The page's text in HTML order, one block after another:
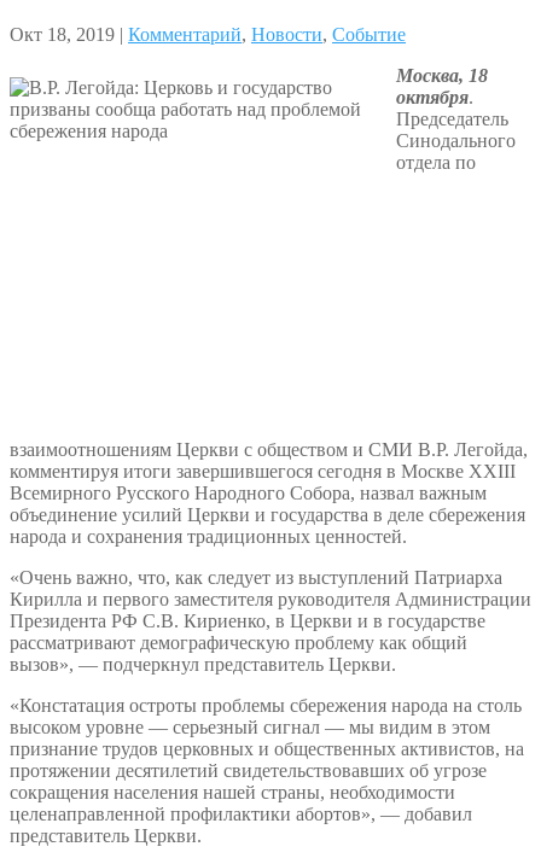
Окт 18, 2019 | Комментарий, Новости, Событие
Москва, 18
октября.
Председатель
Синодального
отдела по
взаимоотношениям Церкви с обществом и СМИ В.Р. Легойда,
комментируя итоги завершившегося сегодня в Москве XXIII
Всемирного Русского Народного Собора, назвал важным
объединение усилий Церкви и государства в деле сбережения
народа и сохранения традиционных ценностей.
«Очень важно, что, как следует из выступлений Патриарха
Кирилла и первого заместителя руководителя Администрации
Президента РФ С.В. Кириенко, в Церкви и в государстве
рассматривают демографическую проблему как общий
вызов», — подчеркнул представитель Церкви.
«Констатация остроты проблемы сбережения народа на столь
высоком уровне — серьезный сигнал — мы видим в этом
признание трудов церковных и общественных активистов, на
протяжении десятилетий свидетельствовавших об угрозе
сокращения населения нашей страны, необходимости
целенаправленной профилактики абортов», — добавил
представитель Церкви.